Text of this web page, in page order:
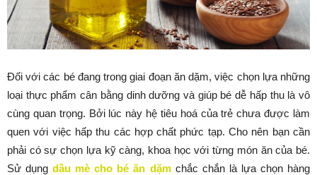
Đối với các bé đang trong giai đoạn ăn dặm, việc chọn lựa những
loại thực phẩm cân bằng dinh dưỡng và giúp bé dễ hấp thu là vô
cùng quan trọng. Bởi lúc này hệ tiêu hoá của trẻ chưa được làm
quen với việc hấp thu các hợp chất phức tạp. Cho nên bạn cần
phải có sự chọn lựa kỹ càng, khoa học với từng món ăn của bé.
Sử dụngdầu mè cho bé ăn dặmchắc chắn là lựa chọn hàng